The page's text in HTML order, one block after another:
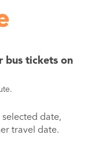
bus tickets on
selected date,
travel date.